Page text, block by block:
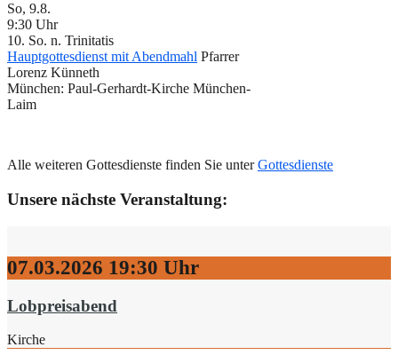
So, 9.8.
9:30 Uhr
10. So. n. Trinitatis
Hauptgottesdienst mit Abendmahl Pfarrer
Lorenz Künneth
München: Paul-Gerhardt-Kirche München-
Laim
Alle weiteren Gottesdienste finden Sie unterGottesdienste
Unsere nächste Veranstaltung:
07.03.2026 19:30 Uhr
Lobpreisabend
Kirche